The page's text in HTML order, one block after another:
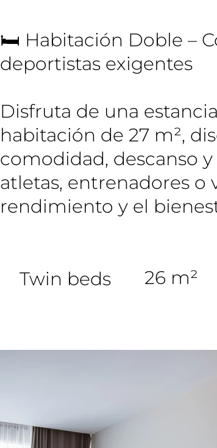
🛏️ Habitación Doble –
deportistas exigentes
Disfruta de una
habitación de 27 m²,
comodidad, descanso
atletas, entrenadores o
rendimiento y el
Twin beds 26 m²